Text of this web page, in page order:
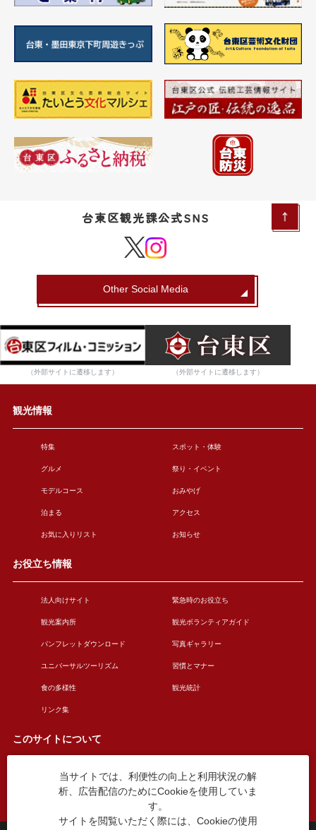
台東区観光課公式SNS
Other Social Media
（外部サイトに遷移します） （外部サイトに遷移します）
観光情報
特集 スポット・体験
グルメ 祭り・イベント
モデルコース おみやげ
泊まる アクセス
お気に入りリスト お知らせ
お役立ち情報
法人向けサイト 緊急時のお役立ち
観光案内所 観光ボランティアガイド
パンフレットダウンロード 写真ギャラリー
ユニバーサルツーリズム 習慣とマナー
食の多様性 観光統計
リンク集
このサイトについて
このサイトについて 広告掲載について
お問い合わせ
当サイトでは、利便性の向上と利用状況の解
析、広告配信のためにCookieを使用していま
す。
サイトを閲覧いただく際には、Cookieの使用